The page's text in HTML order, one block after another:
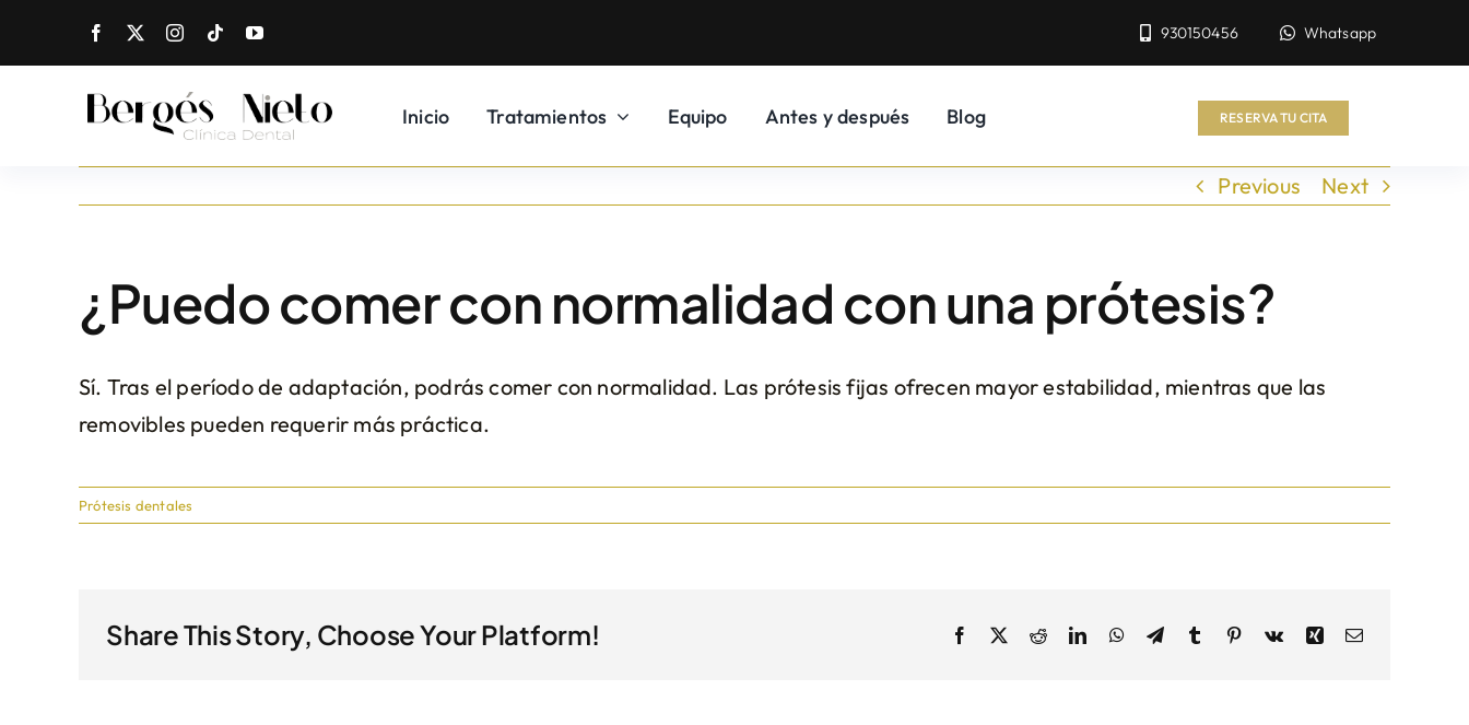
930150456 Whatsapp
Inicio Tratamientos Equipo Antes y después Blog RESERVA TU CITA
Previous Next
¿Puedo comer con normalidad con una prótesis?
Sí. Tras el período de adaptación, podrás comer con normalidad. Las prótesis fijas ofrecen mayor estabilidad, mientras que las
removibles pueden requerir más práctica.
Prótesis dentales
Share This Story, Choose Your Platform! Facebook RedditLinkedInWhatsApp
TelegramTumblr Pinterest
Vk Xing Email